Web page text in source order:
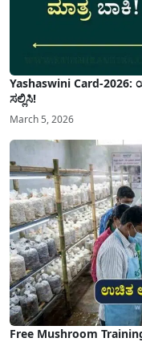
Yashaswini Card-
ಸಲ್ಲಿಸಿ!
March 5, 2026
Free Mushroom